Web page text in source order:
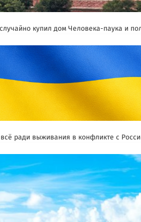
купил дом Человека-паука и
ради выживания в конфликте с